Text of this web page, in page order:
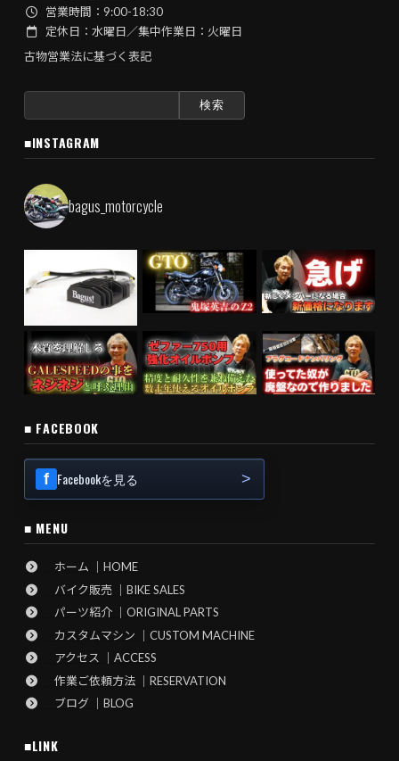
営業時間：9:00-18:30
定休日：水曜日／集中作業日：火曜日
古物営業法に基づく表記
検
■INSTAGRAM
bagus_motorcycle
■ FACEBOOK
Facebookを見る
■ MENU
ホーム ｜HOME
バイク販売 ｜BIKE SALES
パーツ紹介 ｜ORIGINAL PARTS
カスタムマシン ｜CUSTOM MACHINE
アクセス ｜ACCESS
作業ご依頼方法 ｜RESERVATION
ブログ ｜BLOG
■LINK